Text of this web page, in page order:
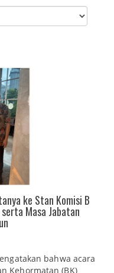
ke Stan Komisi B
Masa Jabatan
bahwa acara
Kehormatan (BK)